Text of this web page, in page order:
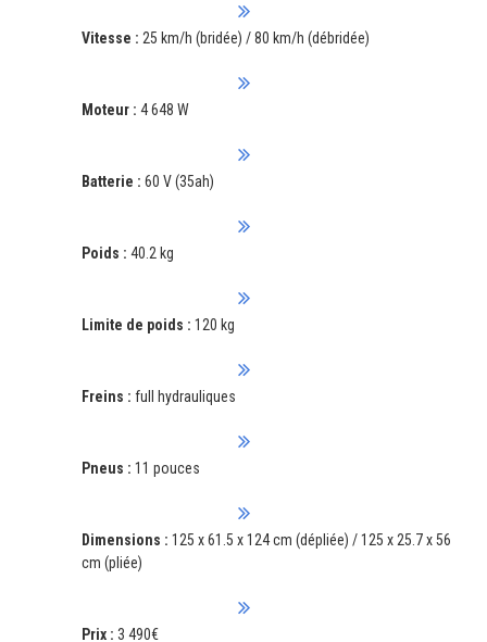
Vitesse : 25 km/h (bridée) / 80 km/h (débridée)
Moteur : 4 648 W
Batterie : 60 V (35ah)
Poids : 40.2 kg
Limite de poids : 120 kg
Freins : full hydrauliques
Pneus : 11 pouces
Dimensions : 125 x 61.5 x 124 cm (dépliée) / 125 x 25.7 x 56
cm (pliée)
Prix : 3 490€